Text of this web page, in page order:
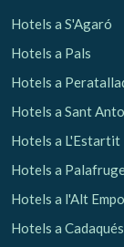
Hotels a S'Agaró
Hotels a Pals
Hotels a
Hotels a Sant
Hotels a L'Estartit
Hotels a
Hotels a l'Alt
Hotels a Cadaqués